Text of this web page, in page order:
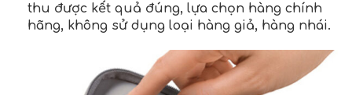
thu được kết quả đúng, lựa chọn hàng chính
hãng, không sử dụng loại hàng giả, hàng nhái.